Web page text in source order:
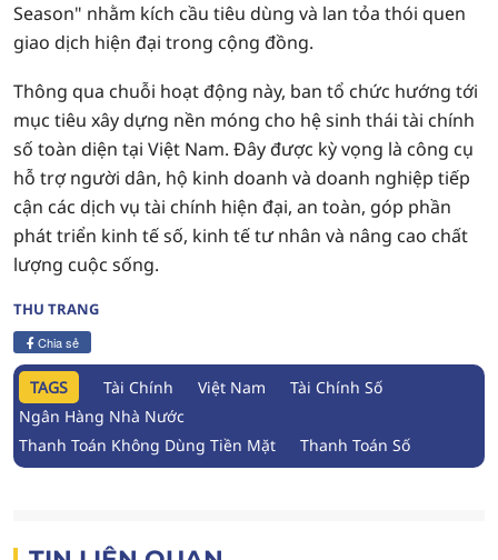
Season" nhằm kích cầu tiêu dùng và lan tỏa thói quen
giao dịch hiện đại trong cộng đồng.
Thông qua chuỗi hoạt động này, ban tổ chức hướng tới
mục tiêu xây dựng nền móng cho hệ sinh thái tài chính
số toàn diện tại Việt Nam. Đây được kỳ vọng là công cụ
hỗ trợ người dân, hộ kinh doanh và doanh nghiệp tiếp
cận các dịch vụ tài chính hiện đại, an toàn, góp phần
phát triển kinh tế số, kinh tế tư nhân và nâng cao chất
lượng cuộc sống.
THU TRANG
Chia sẻ
TAGS Tài Chính Việt Nam
Tài Chính Số
Ngân Hàng Nhà Nước
Thanh Toán Không Dùng Tiền Mặt
Thanh Toán Số